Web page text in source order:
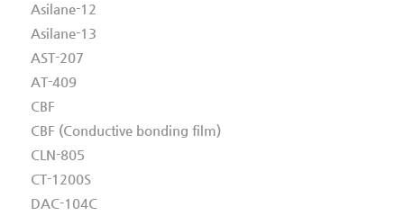
Asilane-12
Asilane-13
AST-207
AT-409
CBF
CBF (Conductive bonding film)
CLN-805
CT-1200S
DAC-104C